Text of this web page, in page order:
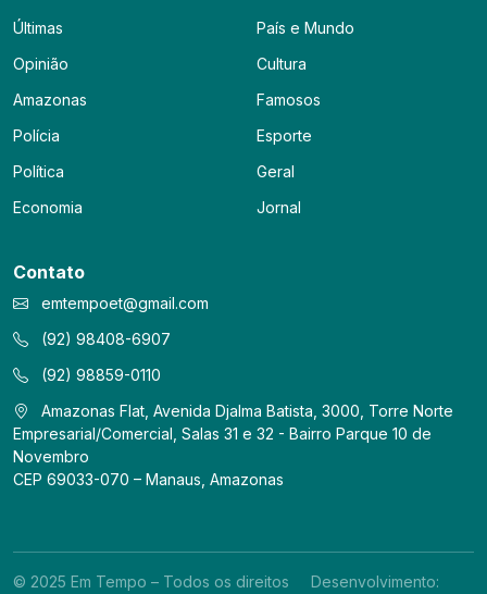
Últimas
Opinião
Amazonas
Polícia
Política
Economia
País e Mundo
Cultura
Famosos
Esporte
Geral
Jornal
Contato
emtempoet@gmail.com
(92) 98408-6907
(92) 98859-0110
Amazonas Flat, Avenida Djalma Batista, 3000, Torre Norte
Empresarial/Comercial, Salas 31 e 32 - Bairro Parque 10 de
Novembro
CEP 69033-070 – Manaus, Amazonas
© 2025 Em Tempo – Todos os direitos Desenvolvimento: